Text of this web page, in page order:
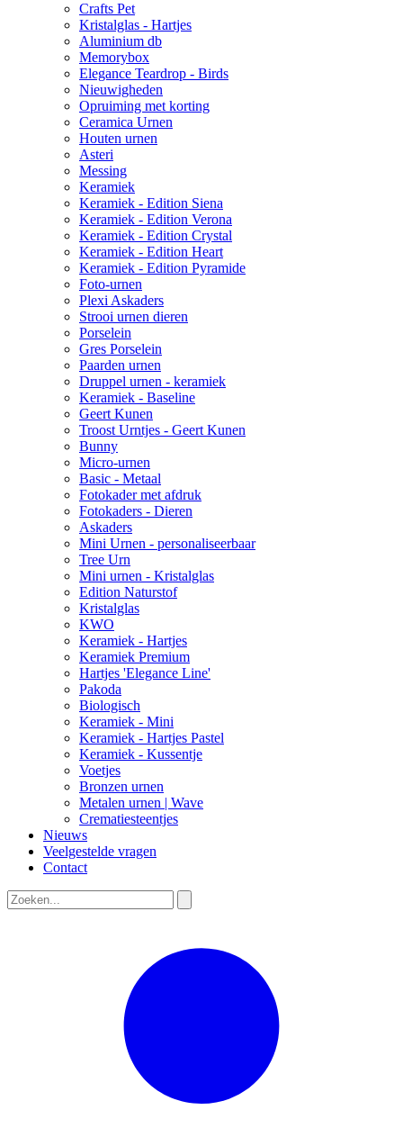
Crafts Pet
Kristalglas - Hartjes
Aluminium db
Memorybox
Elegance Teardrop - Birds
Nieuwigheden
Opruiming met korting
Ceramica Urnen
Houten urnen
Asteri
Messing
Keramiek
Keramiek - Edition Siena
Keramiek - Edition Verona
Keramiek - Edition Crystal
Keramiek - Edition Heart
Keramiek - Edition Pyramide
Foto-urnen
Plexi Askaders
Strooi urnen dieren
Porselein
Gres Porselein
Paarden urnen
Druppel urnen - keramiek
Keramiek - Baseline
Geert Kunen
Troost Urntjes - Geert Kunen
Bunny
Micro-urnen
Basic - Metaal
Fotokader met afdruk
Fotokaders - Dieren
Askaders
Mini Urnen - personaliseerbaar
Tree Urn
Mini urnen - Kristalglas
Edition Naturstof
Kristalglas
KWO
Keramiek - Hartjes
Keramiek Premium
Hartjes 'Elegance Line'
Pakoda
Biologisch
Keramiek - Mini
Keramiek - Hartjes Pastel
Keramiek - Kussentje
Voetjes
Bronzen urnen
Metalen urnen | Wave
Crematiesteentjes
Nieuws
Veelgestelde vragen
Contact